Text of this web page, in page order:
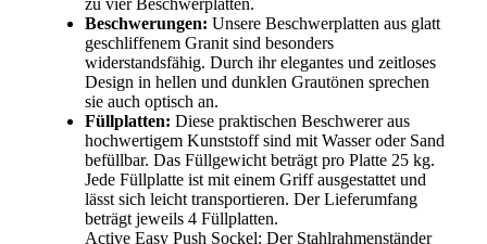
zu vier Beschwerplatten.
Beschwerungen: Unsere Beschwerplatten aus glatt
geschliffenem Granit sind besonders
widerstandsfähig. Durch ihr elegantes und zeitloses
Design in hellen und dunklen Grautönen sprechen
sie auch optisch an.
Füllplatten: Diese praktischen Beschwerer aus
hochwertigem Kunststoff sind mit Wasser oder Sand
befüllbar. Das Füllgewicht beträgt pro Platte 25 kg.
Jede Füllplatte ist mit einem Griff ausgestattet und
lässt sich leicht transportieren. Der Lieferumfang
beträgt jeweils 4 Füllplatten.
Active Easy Push Sockel: Der Stahlrahmenständer